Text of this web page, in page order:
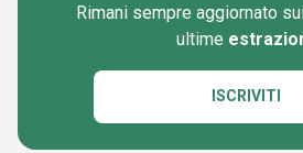
Rimani sempre aggiornato
ultime
ISCRIVITI